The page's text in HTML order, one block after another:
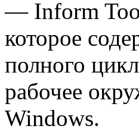
— Inform
которое
полного
рабочее
Windows.